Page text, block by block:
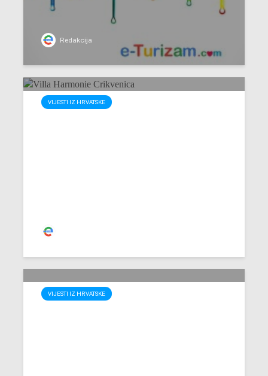
Redakcija
VIJESTI IZ HRVATSKE
VIJESTI IZ HRVATSKE